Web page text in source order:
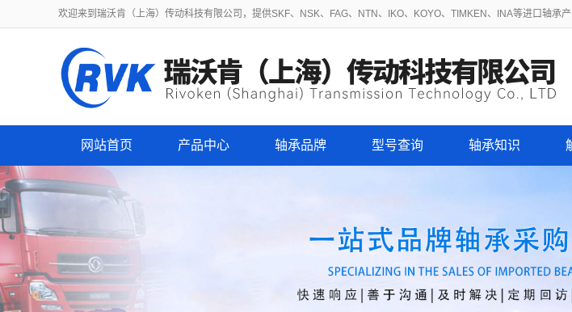
欢迎来到瑞沃肯（上海）传动科技有限公司，提供SKF、NSK、FAG、NTN、IKO、KOYO、TIMKEN、INA等进口轴承产
网站首页 产品中心 轴承品牌 型号查询 轴承知识